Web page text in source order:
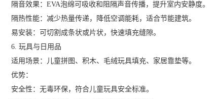
隔音效果：EVA泡绵可吸收和阻隔声音传播，提升室内安静度。
隔热性能：减少热量传递，降低空调能耗，适合节能建筑。
易安装：可切割成条状或片状，快速填充缝隙。
6. 玩具与日用品
适用场景：儿童拼图、积木、毛绒玩具填充、家居靠垫等。
优势：
安全性：无毒环保，符合儿童玩具安全标准。